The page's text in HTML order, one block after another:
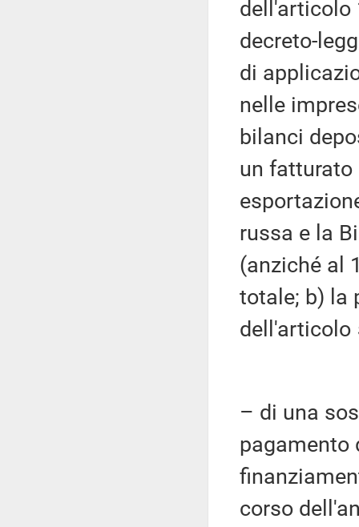
dell'articolo
decreto-
di
nelle
bilanci
un fatturato
russa e la
(anziché al
totale; b) la
dell'articolo
– di una
pagamento
corso